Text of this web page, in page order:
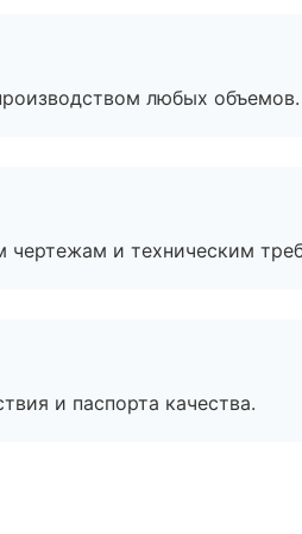
любых объемов.
и техническим
и паспорта качества.